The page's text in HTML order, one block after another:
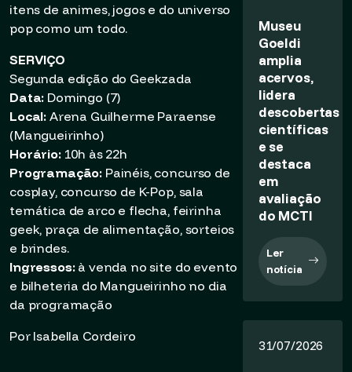
itens de animes, jogos e do universo
pop como um todo.
SERVIÇO
Segunda edição do Geekzada
Data: Domingo (7)
Local: Arena Guilherme Paraense
(Mangueirinho)
Horário: 10h às 22h
Programação: Painéis, concurso de
cosplay, concurso de K-Pop, sala
temática de arco e flecha, feirinha
geek, praça de alimentação, sorteios
e brindes.
Ingressos:à venda no site do evento
e bilheteria do Mangueirinho no dia
da programação
Por Isabella Cordeiro
Museu
Goeldi
amplia
acervos,
lidera
descobertas
científicas
e se
destaca
em
avaliação
do MCTI
Ler
notícia
31/07/2026